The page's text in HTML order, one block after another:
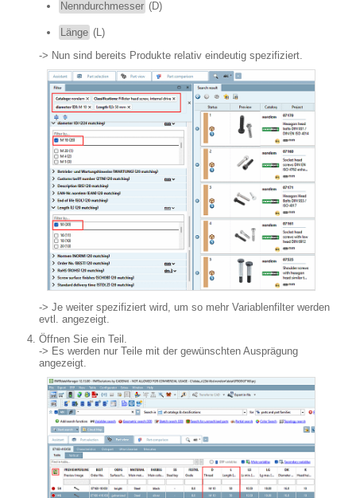
Nenndurchmesser (D)
Länge (L)
-> Nun sind bereits Produkte relativ eindeutig spezifiziert.
-> Je weiter spezifiziert wird, um so mehr Variablenfilter werden
evtl. angezeigt.
Öffnen Sie ein Teil.
-> Es werden nur Teile mit der gewünschten Ausprägung
angezeigt.